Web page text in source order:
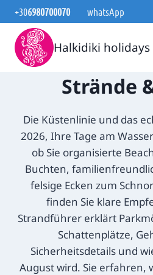
Zum
Inhalt
springen
+306980700070 whatsApp
Halkidiki
Strände
Die Küstenlinie und das
2026, Ihre Tage am
ob Sie organisierte
Buchten,
felsige Ecken zum
finden Sie klare
Strandführer erklärt
Schattenplätze,
Sicherheitsdetails und
August wird. Sie erfahren,